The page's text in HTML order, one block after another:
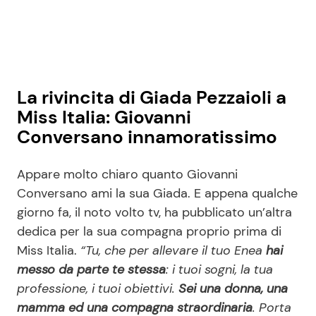
La rivincita di Giada Pezzaioli a
Miss Italia: Giovanni
Conversano innamoratissimo
Appare molto chiaro quanto Giovanni
Conversano ami la sua Giada. E appena qualche
giorno fa, il noto volto tv, ha pubblicato un’altra
dedica per la sua compagna proprio prima di
Miss Italia. “Tu, che per allevare il tuo Enea hai
messo da parte te stessa: i tuoi sogni, la tua
professione, i tuoi obiettivi. Sei una donna, una
mamma ed una compagna straordinaria. Porta